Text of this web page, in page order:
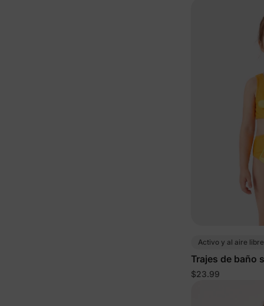
Activo y al aire libre
Trajes de baño
pequeña en
$23.99